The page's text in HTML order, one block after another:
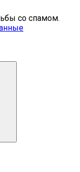
со спамом.